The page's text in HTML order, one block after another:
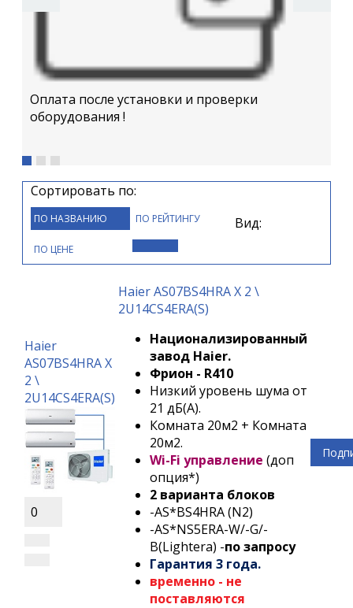
Оплата после установки и проверки
оборудования !
Сортировать по:
ПО НАЗВАНИЮ ПО РЕЙТИНГУ
ПО ЦЕНЕ
Вид:
Haier
AS07BS4HRA Х
2 \
2U14CS4ERA(S)
0
Haier AS07BS4HRA Х 2 \
2U14CS4ERA(S)
Национализированный
завод Haier.
Фрион - R410
Низкий уровень шума от
21 дБ(А).
Комната 20м2 + Комната
20м2.
Wi-Fi управление (доп
опция*)
2 варианта блоков
-AS*BS4HRA (N2)
-AS*NS5ERA-W/-G/-
B(Lightera) -по запросу
Гарантия 3 года.
временно - не
поставляются